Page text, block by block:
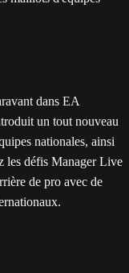
dans EA
un tout nouveau
nationales, ainsi
les défis Manager Live
de pro avec de